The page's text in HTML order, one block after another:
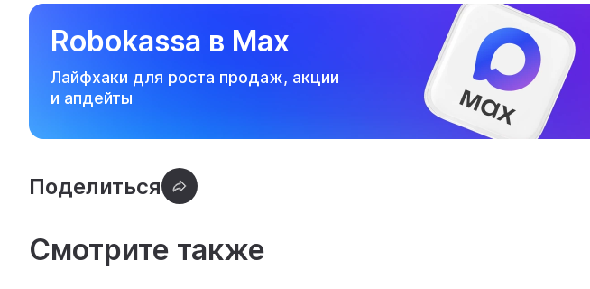
Robokassa в Max
Лайфхаки для роста продаж, акции
и апдейты
Смотрите также